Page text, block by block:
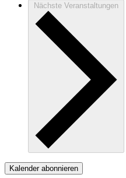
Nächste Veranstaltungen
Kalender abonnieren